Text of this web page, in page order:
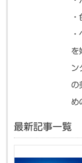
を
ン
の
め
最新記事一覧